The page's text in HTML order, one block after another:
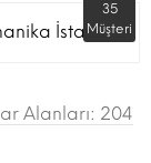
İstanbul
35
Müşteri
Alanları: 204